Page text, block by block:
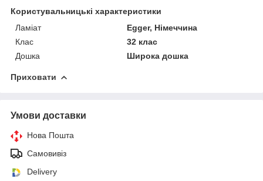
Користувальницькі характеристики
Ламіат
Egger, Німеччина
Клас
32 клас
Дошка
Широка дошка
Приховати
Умови доставки
Нова Пошта
Самовивіз
Delivery